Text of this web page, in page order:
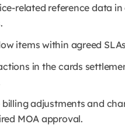
related reference data
items within agreed
in the cards
adjustments and
MOA approval.